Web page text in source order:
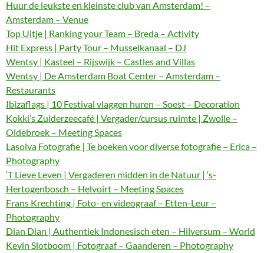
Huur de leukste en kleinste club van Amsterdam! –
Amsterdam – Venue
Top Uitje | Ranking your Team – Breda – Activity
Hit Express | Party Tour – Musselkanaal – DJ
Wentsy | Kasteel – Rijswijk – Castles and Villas
Wentsy | De Amsterdam Boat Center – Amsterdam –
Restaurants
Ibizaflags | 10 Festival vlaggen huren – Soest – Decoration
Kokki’s Zuiderzeecafé | Vergader/cursus ruimte | Zwolle –
Oldebroek – Meeting Spaces
Lasolva Fotografie | Te boeken voor diverse fotografie – Erica –
Photography
‘T Lieve Leven | Vergaderen midden in de Natuur | ‘s-
Hertogenbosch – Helvoirt – Meeting Spaces
Frans Krechting | Foto- en videograaf – Etten-Leur –
Photography
Dian Dian | Authentiek Indonesisch eten – Hilversum – World
Kevin Slotboom | Fotograaf – Gaanderen – Photography